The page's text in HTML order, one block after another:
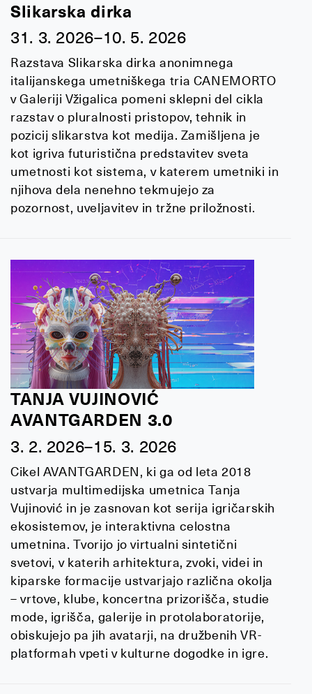
Slikarska dirka
31. 3. 2026–10. 5. 2026
Razstava Slikarska dirka anonimnega
italijanskega umetniškega tria CANEMORTO
v Galeriji Vžigalica pomeni sklepni del cikla
razstav o pluralnosti pristopov, tehnik in
pozicij slikarstva kot medija. Zamišljena je
kot igriva futuristična predstavitev sveta
umetnosti kot sistema, v katerem umetniki in
njihova dela nenehno tekmujejo za
pozornost, uveljavitev in tržne priložnosti.
TANJA VUJINOVIĆ
AVANTGARDEN 3.0
3. 2. 2026–15. 3. 2026
Cikel AVANTGARDEN, ki ga od leta 2018
ustvarja multimedijska umetnica Tanja
Vujinović in je zasnovan kot serija igričarskih
ekosistemov, je interaktivna celostna
umetnina. Tvorijo jo virtualni sintetični
svetovi, v katerih arhitektura, zvoki, videi in
kiparske formacije ustvarjajo različna okolja
– vrtove, klube, koncertna prizorišča, studie
mode, igrišča, galerije in protolaboratorije,
obiskujejo pa jih avatarji, na družbenih VR-
platformah vpeti v kulturne dogodke in igre.